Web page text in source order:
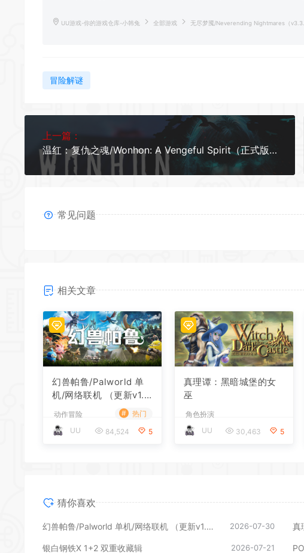
UU游戏-你的游戏仓库-小韩兔 全部游戏 无尽梦魇/Neverending Nightmares（
冒险解谜
上一篇：
温红：复仇之魂/Wonhon: A Vengeful Spirit（正式版）
常见问题
相关文章
幻兽帕鲁/Palworld 单
机/网络联机 （更新v1.0.
1.10619）
动作冒险 #
热门
UU
84,524 5
真理谭：黑暗城堡的女
巫
角色扮演
UU
30,463 5
猜你喜欢
幻兽帕鲁/Palworld 单机/网络联机 （更新v1.0.1.10619） 2026-07-30 真
银白钢铁X 1+2 双重收藏辑 2026-07-21
*
*
*
*
*